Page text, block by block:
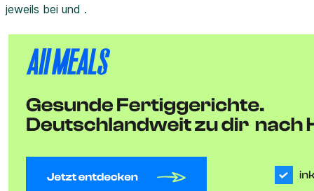
jeweils bei und .